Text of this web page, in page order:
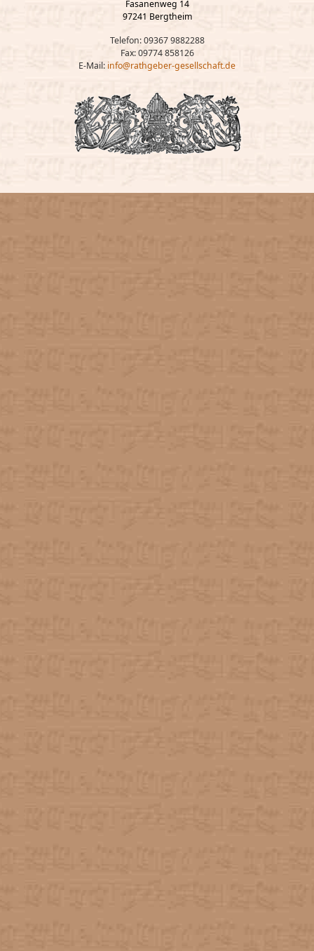
Fasanenweg 14
97241 Bergtheim
Telefon: 09367 9882288
Fax: 09774 858126
E-Mail: info@rathgeber-gesellschaft.de